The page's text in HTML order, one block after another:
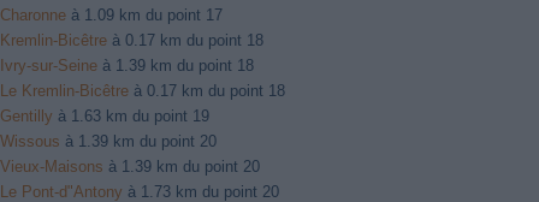
Charonne à 1.09 km du point 17
Kremlin-Bicêtre à 0.17 km du point 18
Ivry-sur-Seine à 1.39 km du point 18
Le Kremlin-Bicêtre à 0.17 km du point 18
Gentilly à 1.63 km du point 19
Wissous à 1.39 km du point 20
Vieux-Maisons à 1.39 km du point 20
Le Pont-d"Antony à 1.73 km du point 20